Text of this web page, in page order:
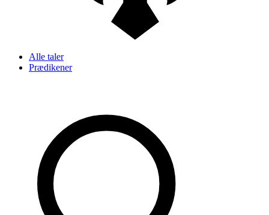
Alle taler
Prædikener